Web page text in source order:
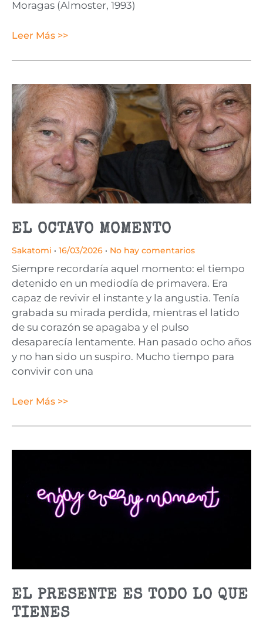
Moragas (Almoster, 1993)
Leer Más >>
EL OCTAVO MOMENTO
Sakatomi 16/03/2026 No hay comentarios
Siempre recordaría aquel momento: el tiempo
detenido en un mediodía de primavera. Era
capaz de revivir el instante y la angustia. Tenía
grabada su mirada perdida, mientras el latido
de su corazón se apagaba y el pulso
desaparecía lentamente. Han pasado ocho años
y no han sido un suspiro. Mucho tiempo para
convivir con una
Leer Más >>
EL PRESENTE ES TODO LO QUE
TIENES